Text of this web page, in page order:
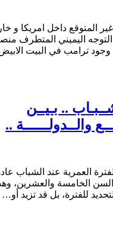
المتوقع داخل امريكا و
التوجه اليميني المتطرف
وجود ترامب في البيت
.. بـيــن
والــدولــــــة ..
العمرية عند الشباب
الخامسة والعشرين، وهذا
للفترة، بل قد تزيد أو…